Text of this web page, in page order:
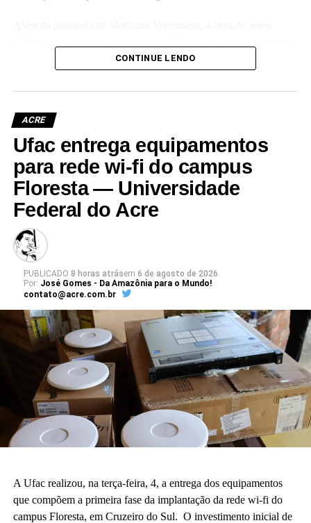
e deve ser entregue em breve.
superior da Ufac.
Leia Mais: UFAC
CONTINUE LENDO
ACRE
Ufac entrega equipamentos
para rede wi-fi do campus
Floresta — Universidade
Federal do Acre
PUBLICADO 8 horas atrásem 6 de agosto de 2026
Por: José Gomes - Da Amazônia para o Mundo!
contato@acre.com.br
A Ufac realizou, na terça-feira, 4, a entrega dos equipamentos
que compõem a primeira fase da implantação da rede wi-fi do
campus Floresta, em Cruzeiro do Sul. O investimento inicial de